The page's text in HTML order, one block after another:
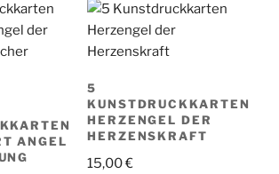
ANGEL
5
KUNSTDRUCKKARTEN
HERZENGEL DER
HERZENSKRAFT
15,00€